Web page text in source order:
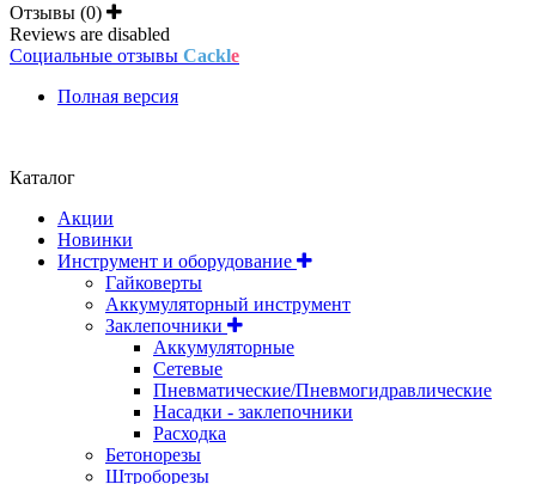
Отзывы (0)
Reviews are disabled
Социальные отзывы Cackle
Полная версия
Каталог
Акции
Новинки
Инструмент и оборудование
Гайковерты
Аккумуляторный инструмент
Заклепочники
Аккумуляторные
Сетевые
Пневматические/Пневмогидравлические
Насадки - заклепочники
Расходка
Бетонорезы
Штроборезы